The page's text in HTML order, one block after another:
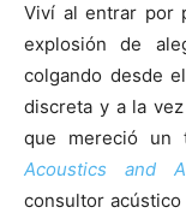
Viví al entrar por
explosión de
colgando desde
discreta y a la
que mereció un
Acoustics and
consultor acústico